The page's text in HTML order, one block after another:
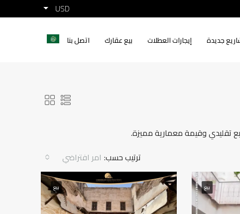
USD
جديدة إيجارات العطلات بيع عقارك اتصل بنا
تقليدي وقيمة معمارية مميزة.
ترتيب حسب: امر افتراضي
بيع بيع